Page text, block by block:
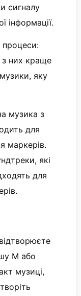
сигналу
інформації.
процеси:
них краще
яку
музика з
для
маркерів.
які
для
M або
музиці,